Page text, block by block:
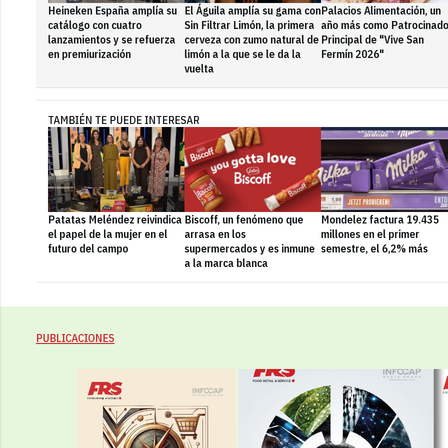
Heineken España amplía su
catálogo con cuatro
lanzamientos y se refuerza
en premiurización
El Águila amplía su gama con
Sin Filtrar Limón, la primera
cerveza con zumo natural de
limón a la que se le da la
vuelta
Palacios Alimentación, un
año más como
Principal de "Vive San
Fermín 2026"
TAMBIÉN TE PUEDE INTERESAR
Patatas Meléndez reivindica
el papel de la mujer en el
futuro del campo
Biscoff, un fenómeno que
arrasa en los
supermercados y es inmune
a la marca blanca
Mondelez factura 19.435
millones en el primer
semestre, el 6,2% más
PUBLICACIONES